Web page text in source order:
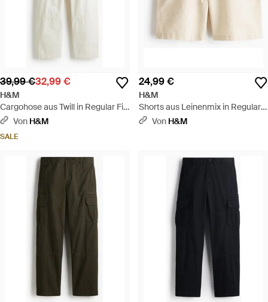
39,99 €32,99 €
H&M
Cargohose aus Twill in Regular Fit
- Weiß
Von H&M
SALE
24,99 €
H&M
Shorts aus Leinenmix in Regular
Fit - Natur
Von H&M